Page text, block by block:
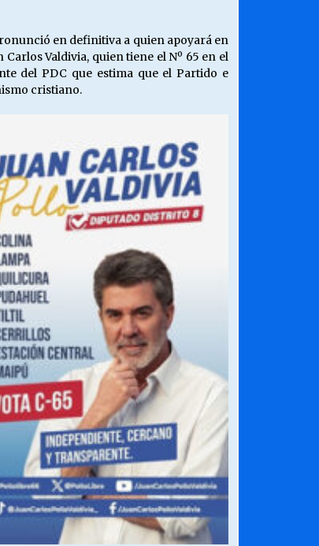
Releyendo la Rerum Novarum a 135
años. “La cuestión social hoy”.
16/05/2026
Chile y sus segmentos de la riqueza
06/04/2026
en definitiva a quien apoyará en
Valdivia, quien tiene el Nº 65 en el
del PDC que estima que el Partido e
cristiano.